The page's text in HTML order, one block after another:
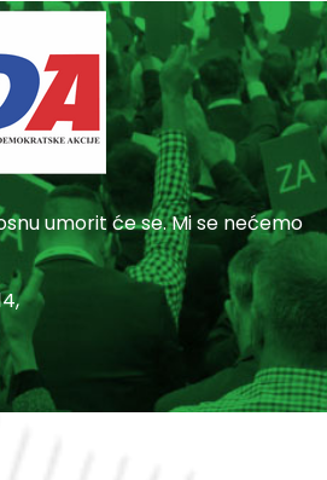
umorit će se. Mi se nećemo